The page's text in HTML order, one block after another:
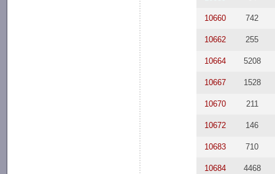
10660 742
10662 255
10664 5208
10667 1528
10670 211
10672 146
10683 710
10684 4468